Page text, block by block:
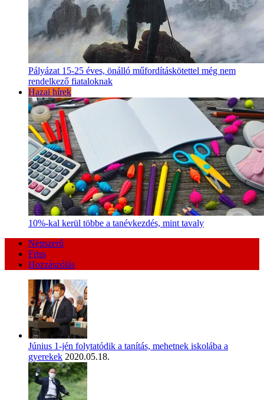
Pályázat 15-25 éves, önálló műfordításkötettel még nem
rendelkező fiataloknak
Hazai hírek
10%-kal kerül többe a tanévkezdés, mint tavaly
Népszerű
Friss
Hozzászólás
Június 1-jén folytatódik a tanítás, mehetnek iskolába a
gyerekek 2020.05.18.